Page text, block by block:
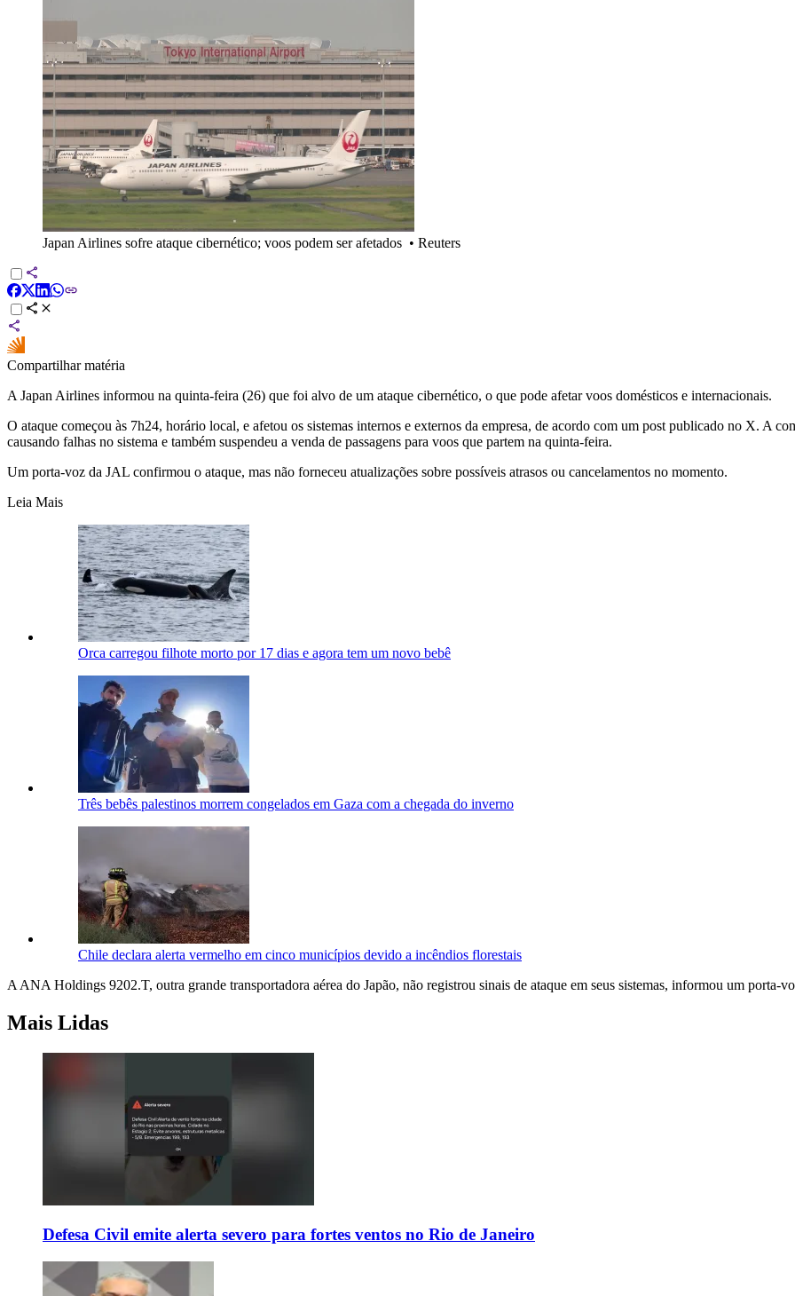
Japan Airlines sofre ataque cibernético; voos podem ser afetados • Reuters
Compartilhar matéria
A Japan Airlines informou na quinta-feira (26) que foi alvo de um ataque cibernético, o que pode afetar voos domésticos e internacionais.
O ataque começou às 7h24, horário local, e afetou os sistemas internos e externos da empresa, de acordo com um post publicado no X. A
causando falhas no sistema e também suspendeu a venda de passagens para voos que partem na quinta-feira.
Um porta-voz da JAL confirmou o ataque, mas não forneceu atualizações sobre possíveis atrasos ou cancelamentos no momento.
Leia Mais
Orca carregou filhote morto por 17 dias e agora tem um novo bebê
Três bebês palestinos morrem congelados em Gaza com a chegada do inverno
Chile declara alerta vermelho em cinco municípios devido a incêndios florestais
A ANA Holdings 9202.T, outra grande transportadora aérea do Japão, não registrou sinais de ataque em seus sistemas, informou um porta-
Mais Lidas
Defesa Civil emite alerta severo para fortes ventos no Rio de Janeiro